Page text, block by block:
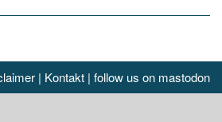
| Kontakt | follow us on mastodon